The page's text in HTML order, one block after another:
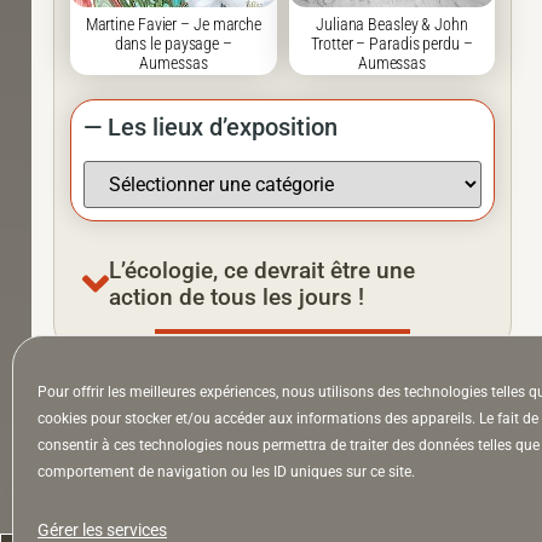
Pour offrir les meilleures expériences, nous utilisons des technologies telles
cookies pour stocker et/ou accéder aux informations des appareils. Le fait de
consentir à ces technologies nous permettra de traiter des données telles que
comportement de navigation ou les ID uniques sur ce site.
Gérer les services
Martine Favier – Je marche
dans le paysage –
Aumessas
Juliana Beasley & John
Trotter – Paradis perdu –
Aumessas
— Les lieux d’exposition
L’écologie, ce devrait être une
action de tous les jours !
À la Une Appel à auteurs Arts